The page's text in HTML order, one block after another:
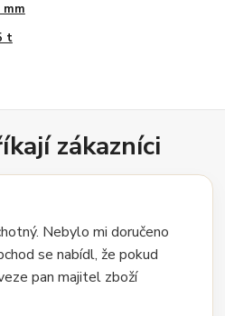
t
zákazníci
Nebylo mi doručeno
se nabídl, že pokud
pan majitel zboží